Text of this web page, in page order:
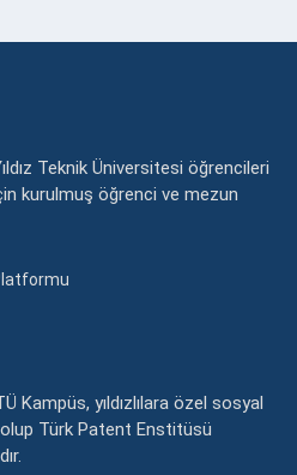
Teknik Üniversitesi öğrencileri
kurulmuş öğrenci ve mezun
Kampüs, yıldızlılara özel sosyal
Türk Patent Enstitüsü